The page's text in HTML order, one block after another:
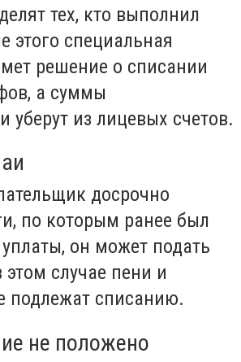
тех, кто выполнил
этого специальная
решение о списании
а суммы
уберут из лицевых счетов.
досрочно
по которым ранее был
он может подать
случае пени и
подлежат списанию.
не положено